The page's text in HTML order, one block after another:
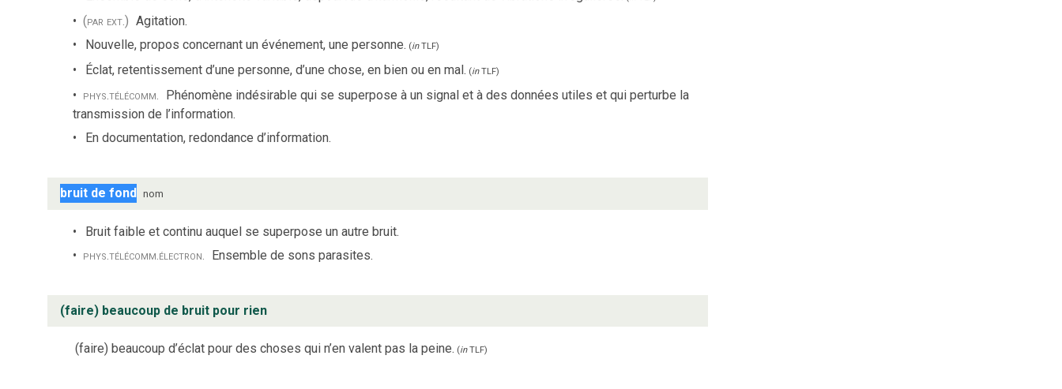
(par ext.) Agitation.
Nouvelle, propos concernant un événement, une personne. (inTLF)
Éclat, retentissement d’une personne, d’une chose, en bien ou en mal. (inTLF)
phys.télécomm. Phénomène indésirable qui se superpose à un signal et à des données utiles et qui perturbe la
transmission de l’information.
En documentation, redondance d’information.
bruit de fond nom
Bruit faible et continu auquel se superpose un autre bruit.
phys.télécomm.électron. Ensemble de sons parasites.
(faire) beaucoup de bruit pour rien
(faire) beaucoup d’éclat pour des choses qui n’en valent pas la peine. (inTLF)